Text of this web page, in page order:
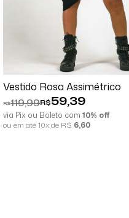
Vestido Rosa Assimétrico
R$119,99R$59,39
via Pix ou Boleto com10% off
ou em até 10x de R$ 6,60
Comprar